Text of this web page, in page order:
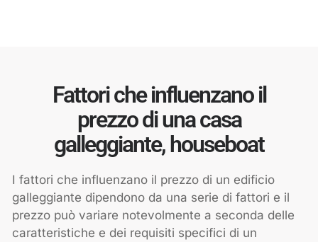
Fattori che influenzano il
prezzo di una casa
galleggiante, houseboat
I fattori che influenzano il prezzo di un edificio
galleggiante dipendono da una serie di fattori e il
prezzo può variare notevolmente a seconda delle
caratteristiche e dei requisiti specifici di un